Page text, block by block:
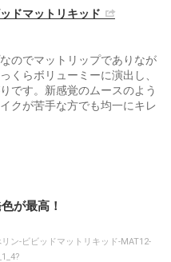
ドマットリキッド
のでマットリップでありなが
くらボリューミーに演出し、
です。新感覚のムースのよう
クが苦手な方でも均一にキレ
が最高！
-ビビッドマットリキッド-MAT12-